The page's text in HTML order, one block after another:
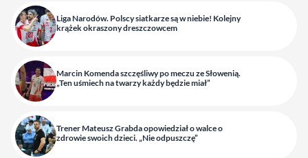
Liga Narodów. Polscy siatkarze są w niebie! Kolejny
krążek okraszony dreszczowcem
Marcin Komenda szczęśliwy po meczu ze Słowenią.
„Ten uśmiech na twarzy każdy będzie miał”
Trener Mateusz Grabda opowiedział o walce o
zdrowie swoich dzieci. „Nie odpuszczę”